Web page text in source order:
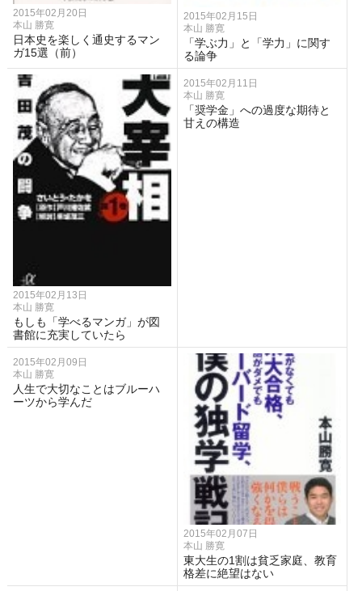
2015年02月20日
本山 勝寛
日本史を楽しく通史するマン
ガ15選（前）
2015年02月15日
本山 勝寛
「学ぶ力」と「学力」に関す
る論争
2015年02月13日
本山 勝寛
もしも「学べるマンガ」が図
書館に充実していたら
2015年02月11日
本山 勝寛
「奨学金」への過度な期待と
甘えの構造
2015年02月09日
本山 勝寛
人生で大切なことはブルーハ
ーツから学んだ
2015年02月07日
本山 勝寛
東大生の1割は貧乏家庭、教育
格差に絶望はない